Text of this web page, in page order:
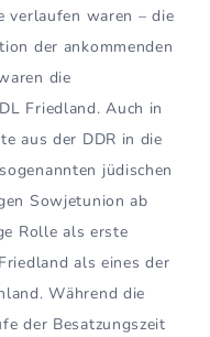
verlaufen waren – die
der ankommenden
die
Friedland. Auch in
aus der DDR in die
jüdischen
Sowjetunion ab
Rolle als erste
als eines der
Während die
der Besatzungszeit